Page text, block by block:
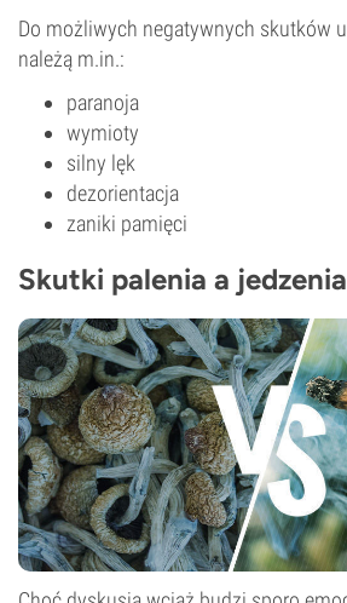
Do możliwych negatywnych skutków
należą m.in.:
paranoja
wymioty
silny lęk
dezorientacja
zaniki pamięci
Skutki palenia a